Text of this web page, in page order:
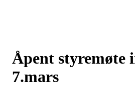
Åpent styremøte
7.mars